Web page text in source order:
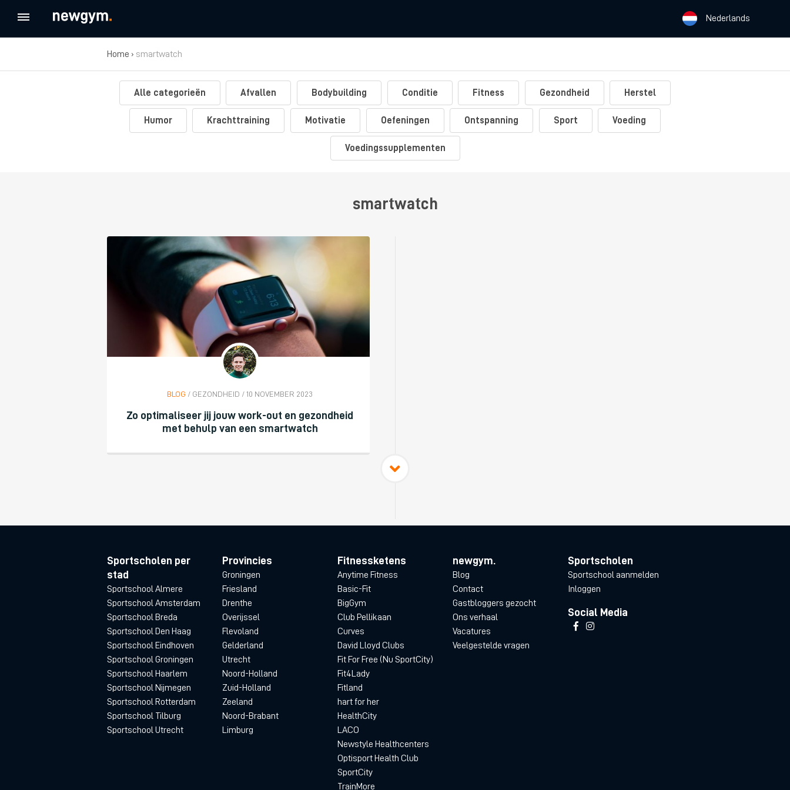
Nederlands
Home › smartwatch
Alle categorieën Afvallen Bodybuilding Conditie Fitness Gezondheid Herstel
Humor Krachttraining Motivatie Oefeningen Ontspanning Sport Voeding
Voedingssupplementen
smartwatch
BLOG / GEZONDHEID / 10 NOVEMBER 2023
Zo optimaliseer jij jouw work-out en gezondheid
met behulp van een smartwatch
Sportscholen per
stad
Sportschool Almere
Sportschool Amsterdam
Sportschool Breda
Sportschool Den Haag
Sportschool Eindhoven
Sportschool Groningen
Sportschool Haarlem
Sportschool Nijmegen
Sportschool Rotterdam
Sportschool Tilburg
Sportschool Utrecht
Provincies
Groningen
Friesland
Drenthe
Overijssel
Flevoland
Gelderland
Utrecht
Noord-Holland
Zuid-Holland
Zeeland
Noord-Brabant
Limburg
Fitnessketens
Anytime Fitness
Basic-Fit
BigGym
Club Pellikaan
Curves
David Lloyd Clubs
Fit For Free (Nu SportCity)
Fit4Lady
Fitland
hart for her
HealthCity
LACO
Newstyle Healthcenters
Optisport Health Club
SportCity
TrainMore
newgym.
Blog
Contact
Gastbloggers gezocht
Ons verhaal
Vacatures
Veelgestelde vragen
Sportscholen
Sportschool aanmelden
Inloggen
Social Media